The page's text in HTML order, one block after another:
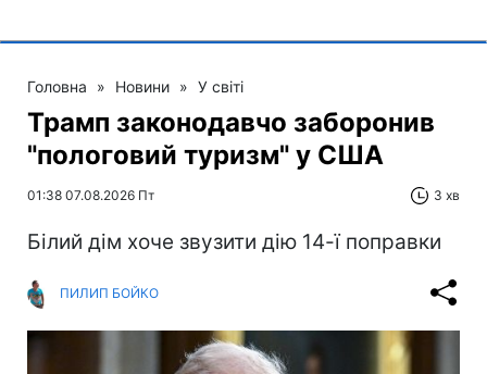
Головна » Новини » У світі
Трамп законодавчо заборонив
"пологовий туризм" у США
01:38 07.08.2026 Пт 3 хв
Білий дім хоче звузити дію 14-ї поправки
ПИЛИП БОЙКО